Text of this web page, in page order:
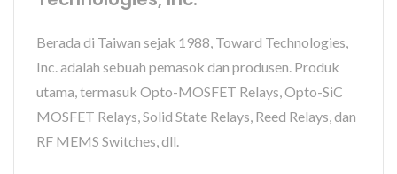
Berada di Taiwan sejak 1988, Toward Technologies,
Inc. adalah sebuah pemasok dan produsen. Produk
utama, termasuk Opto-MOSFET Relays, Opto-SiC
MOSFET Relays, Solid State Relays, Reed Relays, dan
RF MEMS Switches, dll.